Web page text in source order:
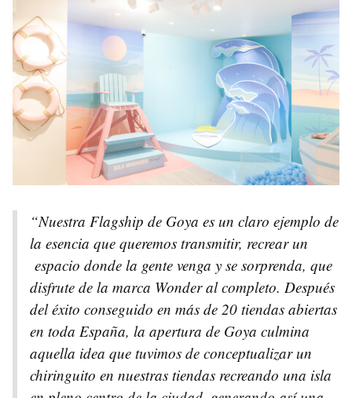
“Nuestra Flagship de Goya es un claro ejemplo de
la esencia que queremos transmitir, recrear un
espacio donde la gente venga y se sorprenda, que
disfrute de la marca Wonder al completo. Después
del éxito conseguido en más de 20 tiendas abiertas
en toda España, la apertura de Goya culmina
aquella idea que tuvimos de conceptualizar un
chiringuito en nuestras tiendas recreando una isla